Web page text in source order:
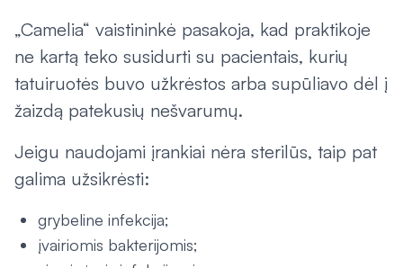
„Camelia“ vaistininkė pasakoja, kad praktikoje
ne kartą teko susidurti su pacientais, kurių
tatuiruotės buvo užkrėstos arba supūliavo dėl į
žaizdą patekusių nešvarumų.
Jeigu naudojami įrankiai nėra sterilūs, taip pat
galima užsikrėsti:
grybeline infekcija;
įvairiomis bakterijomis;